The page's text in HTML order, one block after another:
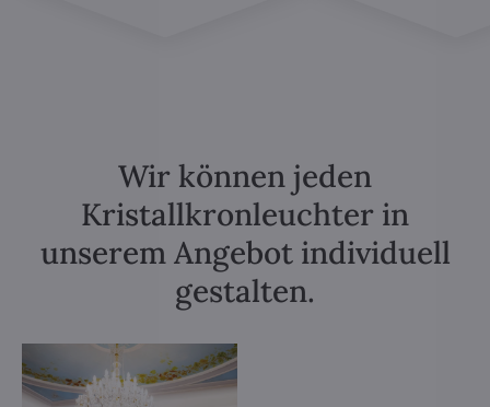
Wir können jeden
Kristallkronleuchter in
unserem Angebot individuell
gestalten.